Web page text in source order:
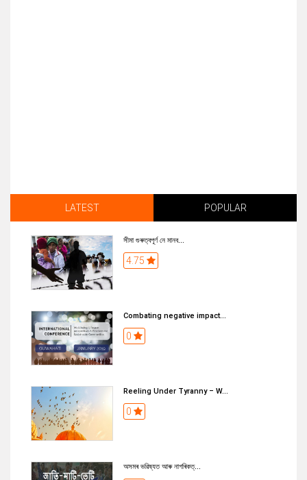
LATEST POPULAR
সীমা গুৰুত্বপূৰ্ণ নে মানব...
4.75
Combating negative impact...
0
Reeling Under Tyranny – W...
0
অসমৰ ভৱিষ্যত আৰু নাগৰিকত্...